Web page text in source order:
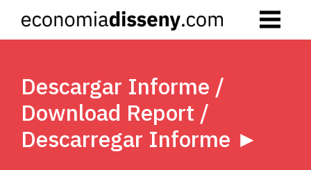
content
Descargar Informe /
Download Report /
Descarregar Informe ►